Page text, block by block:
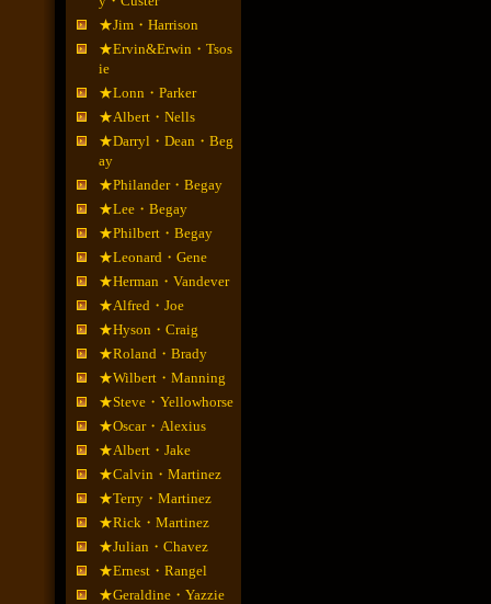
★Jim・Harrison
★Ervin&Erwin・Tsos
ie
★Lonn・Parker
★Albert・Nells
★Darryl・Dean・Beg
ay
★Philander・Begay
★Lee・Begay
★Philbert・Begay
★Leonard・Gene
★Herman・Vandever
★Alfred・Joe
★Hyson・Craig
★Roland・Brady
★Wilbert・Manning
★Steve・Yellowhorse
★Oscar・Alexius
★Albert・Jake
★Calvin・Martinez
★Terry・Martinez
★Rick・Martinez
★Julian・Chavez
★Ernest・Rangel
★Geraldine・Yazzie